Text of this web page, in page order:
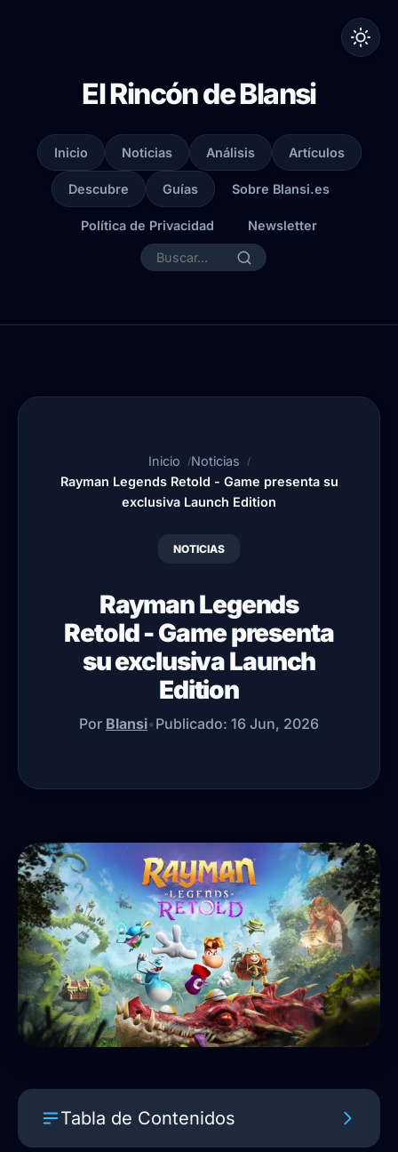
El Rincón de Blansi
Inicio Noticias Análisis Artículos
Descubre Guías Sobre Blansi.es
Política de Privacidad Newsletter
Inicio
Noticias
Rayman Legends Retold - Game presenta su
exclusiva Launch Edition
NOTICIAS
Rayman Legends
Retold - Game presenta
su exclusiva Launch
Edition
Por Blansi•Publicado: 16 Jun, 2026
Tabla de Contenidos